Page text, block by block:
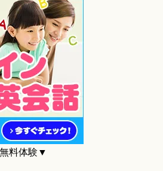
料体験▼